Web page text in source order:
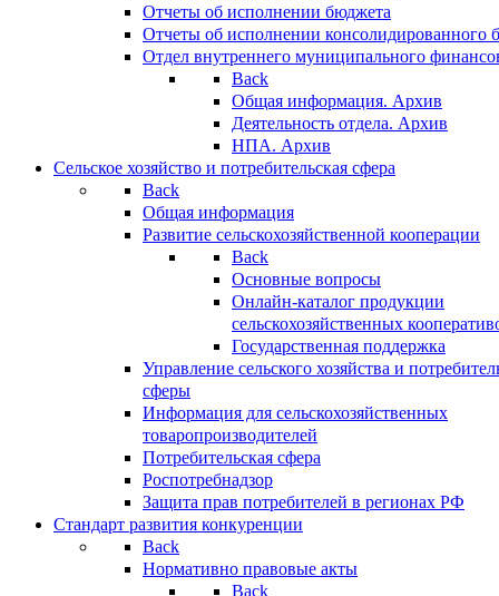
Отчеты об исполнении бюджета
Отчеты об исполнении консолидированного
Отдел внутреннего муниципального
Back
Общая информация. Архив
Деятельность отдела. Архив
НПА. Архив
Сельское хозяйство и потребительская сфера
Back
Общая информация
Развитие сельскохозяйственной кооперации
Back
Основные вопросы
Онлайн-каталог продукции
сельскохозяйственных
Государственная поддержка
Управление сельского хозяйства и
сферы
Информация для сельскохозяйственных
товаропроизводителей
Потребительская сфера
Роспотребнадзор
Защита прав потребителей в регионах РФ
Стандарт развития конкуренции
Back
Нормативно правовые акты
Back